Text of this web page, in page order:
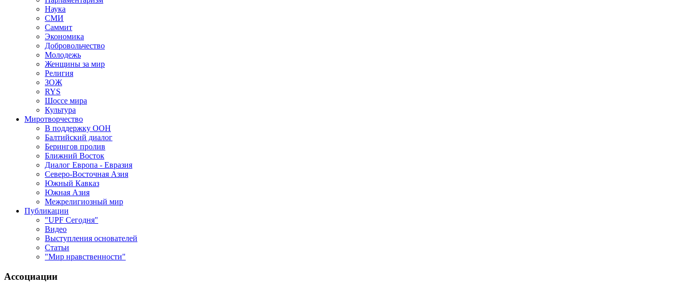
Наука
СМИ
Саммит
Экономика
Добровольчество
Молодежь
Женщины за мир
Религия
ЗОЖ
RYS
Шоссе мира
Культура
Миротворчество
В поддержку ООН
Балтийский диалог
Берингов пролив
Ближний Восток
Диалог Европа - Евразия
Северо-Восточная Азия
Южный Кавказ
Южная Азия
Межрелигиозный мир
Публикации
"UPF Сегодня"
Видео
Выступления основателей
Статьи
"Мир нравственности"
Ассоциации